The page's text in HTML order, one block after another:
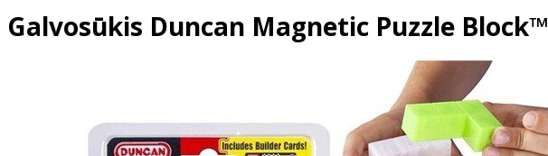
Galvosūkis Duncan Magnetic Puzzle Block™